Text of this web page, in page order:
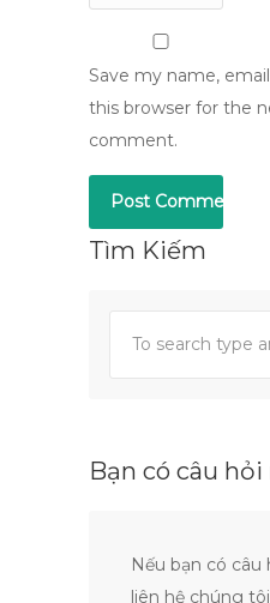
Save my name,
this browser for the
comment.
Tìm Kiếm
Bạn có câu
Nếu bạn có câu
liên hệ chúng